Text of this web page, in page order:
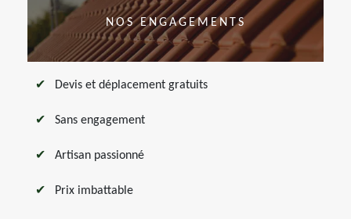
NOS ENGAGEMENTS
Devis et déplacement gratuits
Sans engagement
Artisan passionné
Prix imbattable